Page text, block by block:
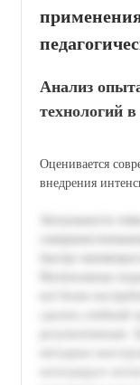
Анализ
технологий
Оценивается
внедрения